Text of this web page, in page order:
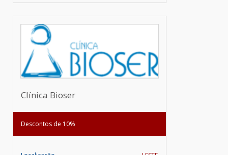
Clínica Bioser
Descontos de 10%